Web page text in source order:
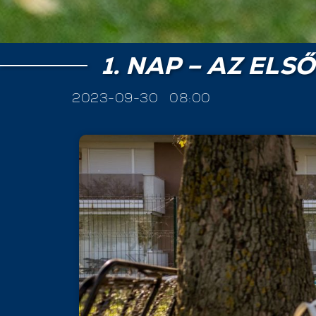
1. NAP – AZ
2023-09-30 08:00